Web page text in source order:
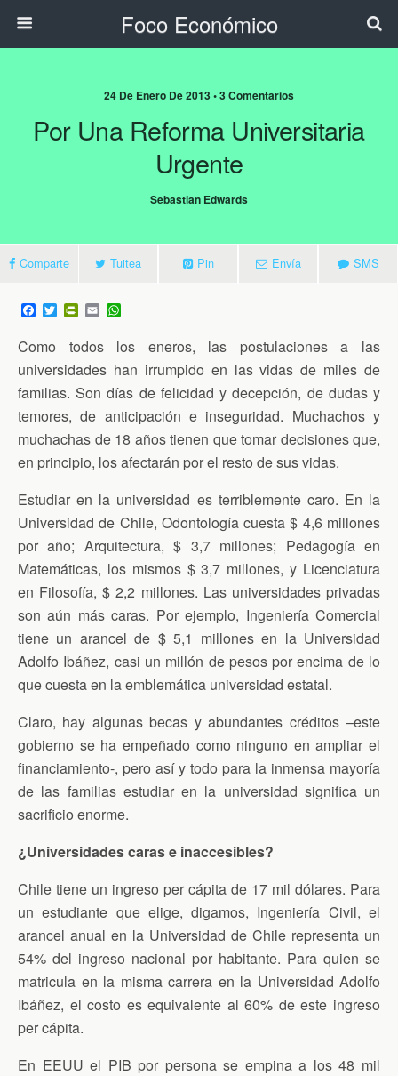
Foco Económico
24 De Enero De 2013 • 3 Comentarios
Por Una Reforma Universitaria
Urgente
Sebastian Edwards
Comparte Tuitea Pin Envía SMS
F
a
e
b
o
o
k
T
w
t
e
r
P
n
t
F
r
i
e
n
l
E
m
i
l
t
s
A
p
p
Como todos los eneros, las postulaciones a las
universidades han irrumpido en las vidas de miles de
familias. Son días de felicidad y decepción, de dudas y
temores, de anticipación e inseguridad. Muchachos y
muchachas de 18 años tienen que tomar decisiones que,
en principio, los afectarán por el resto de sus vidas.
Estudiar en la universidad es terriblemente caro. En la
Universidad de Chile, Odontología cuesta $ 4,6 millones
por año; Arquitectura, $ 3,7 millones; Pedagogía en
Matemáticas, los mismos $ 3,7 millones, y Licenciatura
en Filosofía, $ 2,2 millones. Las universidades privadas
son aún más caras. Por ejemplo, Ingeniería Comercial
tiene un arancel de $ 5,1 millones en la Universidad
Adolfo Ibáñez, casi un millón de pesos por encima de lo
que cuesta en la emblemática universidad estatal.
Claro, hay algunas becas y abundantes créditos –este
gobierno se ha empeñado como ninguno en ampliar el
financiamiento-, pero así y todo para la inmensa mayoría
de las familias estudiar en la universidad significa un
sacrificio enorme.
¿Universidades caras e inaccesibles?
Chile tiene un ingreso per cápita de 17 mil dólares. Para
un estudiante que elige, digamos, Ingeniería Civil, el
arancel anual en la Universidad de Chile representa un
54% del ingreso nacional por habitante. Para quien se
matricula en la misma carrera en la Universidad Adolfo
Ibáñez, el costo es equivalente al 60% de este ingreso
per cápita.
En EEUU el PIB por persona se empina a los 48 mil